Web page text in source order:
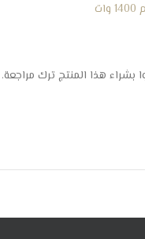
هذا المنتج ترك مراجعة.